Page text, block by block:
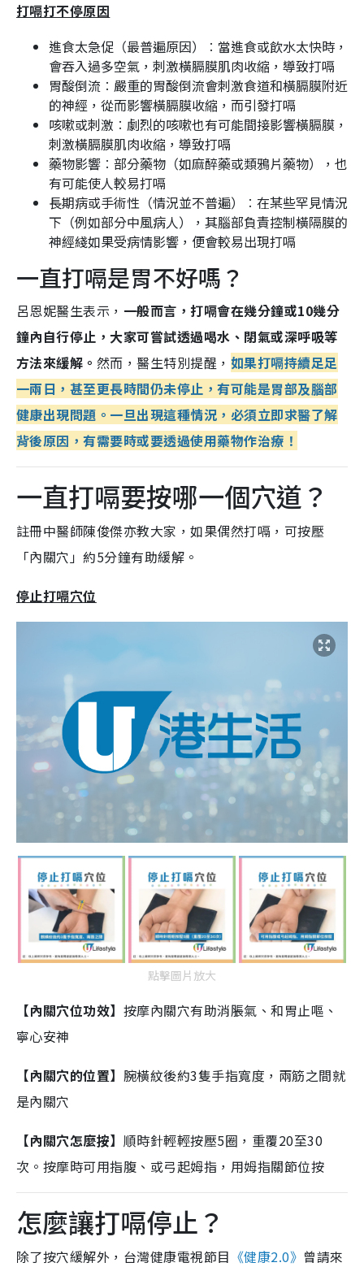
打嗝打不停原因
進食太急促（最普遍原因）︰當進食或飲水太快時，
會吞入過多空氣，刺激橫膈膜肌肉收縮，導致打嗝
胃酸倒流︰嚴重的胃酸倒流會刺激食道和橫膈膜附近
的神經，從而影響橫膈膜收縮，而引發打嗝
咳嗽或刺激︰劇烈的咳嗽也有可能間接影響橫膈膜，
刺激橫膈膜肌肉收縮，導致打嗝
藥物影響︰部分藥物（如麻醉藥或類鴉片藥物），也
有可能使人較易打嗝
長期病或手術性（情況並不普遍）︰在某些罕見情況
下（例如部分中風病人），其腦部負責控制橫隔膜的
神經綫如果受病情影響，便會較易出現打嗝
一直打嗝是胃不好嗎？
呂恩妮醫生表示， 一般而言，打嗝會在幾分鐘或10幾分
鐘內自行停止，大家可嘗試透過喝水、閉氣或深呼吸等
方法來緩解。 然而，醫生特別提醒， 如果打嗝持續足足
一兩日，甚至更長時間仍未停止，有可能是胃部及腦部
健康出現問題。一旦出現這種情況，必須立即求醫了解
背後原因，有需要時或要透過使用藥物作治療！
一直打嗝要按哪一個穴道？
註冊中醫師陳俊傑亦教大家，如果偶然打嗝，可按壓
「內關穴」約5分鐘有助緩解。
停止打嗝穴位
點擊圖片放大
【內關穴位功效】 按摩內關穴有助消脹氣、和胃止嘔、
寧心安神
【內關穴的位置】 腕橫紋後約3隻手指寬度，兩筋之間就
是內關穴
【內關穴怎麼按】 順時針輕輕按壓5圈，重覆20至30
次。按摩時可用指腹、或弓起姆指，用姆指關節位按
怎麼讓打嗝停止？
除了按穴緩解外，台灣健康電視節目 《健康2.0》 曾請來